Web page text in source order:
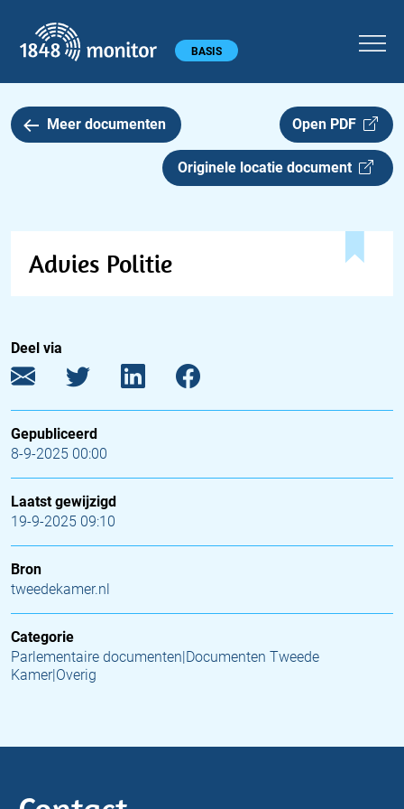
Hoofdmenu BASIS
Meer documenten Open PDF
Originele locatie document
Advies Politie
Deel via
Gepubliceerd
8-9-2025 00:00
Laatst gewijzigd
19-9-2025 09:10
Bron
tweedekamer.nl
Categorie
Parlementaire documenten|Documenten Tweede
Kamer|Overig